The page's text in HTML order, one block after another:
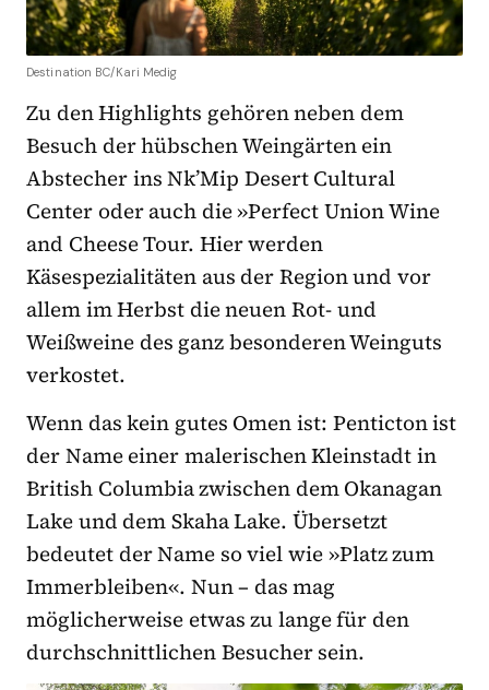
Destination BC/Kari Medig
Zu den Highlights gehören neben dem
Besuch der hübschen Weingärten ein
Abstecher ins Nk’Mip Desert Cultural
Center oder auch die »Perfect Union Wine
and Cheese Tour. Hier werden
Käsespezialitäten aus der Region und vor
allem im Herbst die neuen Rot- und
Weißweine des ganz besonderen Weinguts
verkostet.
Wenn das kein gutes Omen ist: Penticton ist
der Name einer malerischen Kleinstadt in
British Columbia zwischen dem Okanagan
Lake und dem Skaha Lake. Übersetzt
bedeutet der Name so viel wie »Platz zum
Immerbleiben«. Nun – das mag
möglicherweise etwas zu lange für den
durchschnittlichen Besucher sein.